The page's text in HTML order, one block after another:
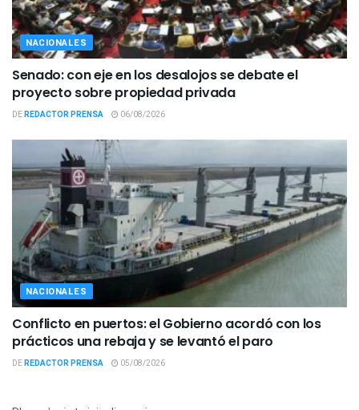
NACIONALES
Senado: con eje en los desalojos se debate el
proyecto sobre propiedad privada
DEREDACTOR PRENSA 06/08/2026
NACIONALES
Conflicto en puertos: el Gobierno acordó con los
prácticos una rebaja y se levantó el paro
DEREDACTOR PRENSA 05/08/2026